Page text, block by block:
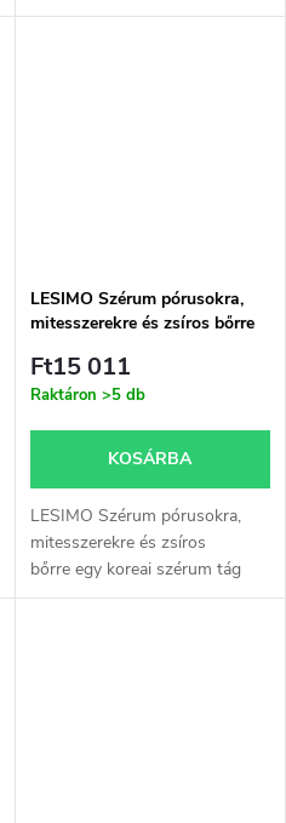
fakó bőrre, amely segít
LESIMO Szérum pórusokra,
mitesszerekre és zsíros bőrre
Ft15 011
Raktáron >5 db
KOSÁRBA
LESIMO Szérum pórusokra,
mitesszerekre és zsíros
bőrre egy koreai szérum tág
pórusokra, egyenetlen